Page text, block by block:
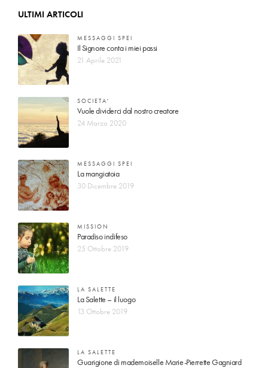
ULTIMI ARTICOLI
MESSAGGI SPEI
Il Signore conta i miei passi
21 Aprile 2021
SOCIETA'
Vuole dividerci dal nostro creatore
24 Marzo 2020
MESSAGGI SPEI
La mangiatoia
30 Dicembre 2019
MISSION
Paradiso indifeso
25 Ottobre 2019
LA SALETTE
La Salette – il luogo
13 Ottobre 2019
LA SALETTE
Guarigione di mademoiselle Marie-Pierrette Gagniard